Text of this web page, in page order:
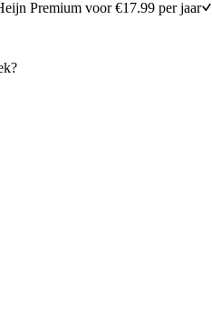
Premium voor €17.99 per jaar